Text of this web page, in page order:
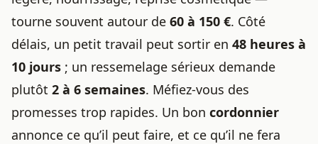
tourne souvent autour de 60 à 150 €. Côté
délais, un petit travail peut sortir en 48 heures à
10 jours ; un ressemelage sérieux demande
plutôt 2 à 6 semaines. Méfiez-vous des
promesses trop rapides. Un bon cordonnier
annonce ce qu’il peut faire, et ce qu’il ne fera